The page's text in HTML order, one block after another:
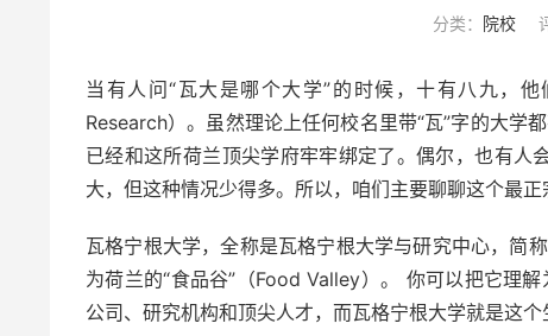
分类： 院校
当有人问“瓦大是哪个大学”的时候，十有八九，
Research）。虽然理论上任何校名里带“瓦”字的大学
已经和这所荷兰顶尖学府牢牢绑定了。偶尔，也有
大，但这种情况少得多。所以，咱们主要聊聊这个最
瓦格宁根大学，全称是瓦格宁根大学与研究中心，简
为荷兰的“食品谷”（Food Valley）。 你可以把它理
公司、研究机构和顶尖人才，而瓦格宁根大学就是这个